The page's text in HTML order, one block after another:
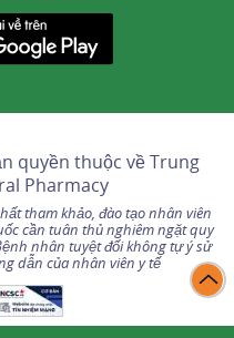
quyền thuộc vềTrung
Pharmacy
tham khảo, đào tạo nhân viên
cần tuân thủ nghiêm ngặt quy
nhân tuyệt đối không tự ý sử
dẫn của nhân viên y tế